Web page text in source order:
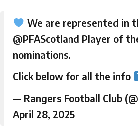
We are represented in
@PFAScotland Player of
nominations.
Click below for all the info
— Rangers Football Club
April 28, 2025